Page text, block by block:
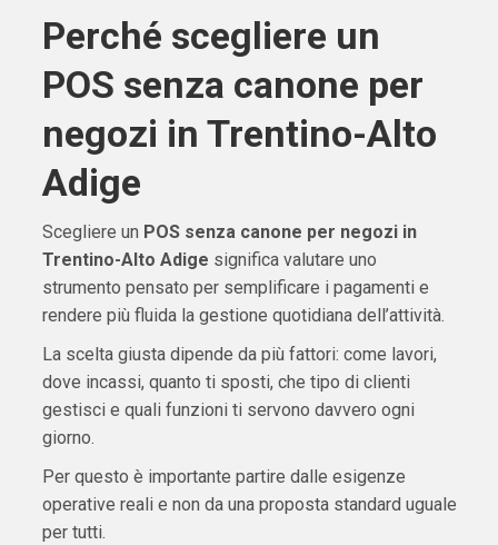
Perché scegliere un
POS senza canone per
negozi in Trentino-Alto
Adige
Scegliere un POS senza canone per negozi in
Trentino-Alto Adige significa valutare uno
strumento pensato per semplificare i pagamenti e
rendere più fluida la gestione quotidiana dell’attività.
La scelta giusta dipende da più fattori: come lavori,
dove incassi, quanto ti sposti, che tipo di clienti
gestisci e quali funzioni ti servono davvero ogni
giorno.
Per questo è importante partire dalle esigenze
operative reali e non da una proposta standard uguale
per tutti.